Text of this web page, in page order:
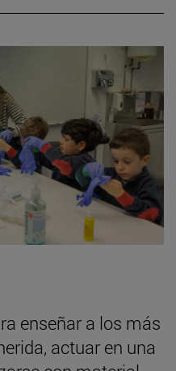
enseñar a los más
actuar en una